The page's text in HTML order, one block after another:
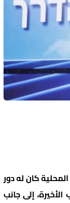
كان له دور
إلى جانب